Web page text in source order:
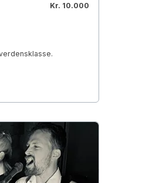
Kr. 10.000